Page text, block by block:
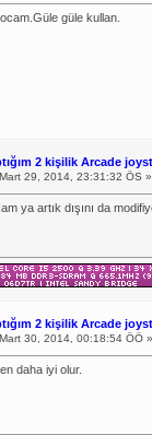
güle kullan.
2 kişilik Arcade
29, 2014, 23:31:32 ÖS »
ya artık dışını da
2 kişilik Arcade
30, 2014, 00:18:54 ÖÖ »
daha iyi olur.